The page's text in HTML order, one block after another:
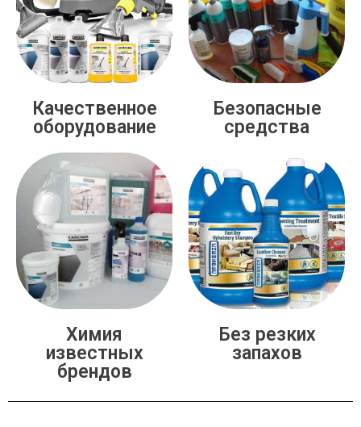
Качественное
оборудование
Безопасные
средства
Химия
известных
брендов
Без резких
запахов